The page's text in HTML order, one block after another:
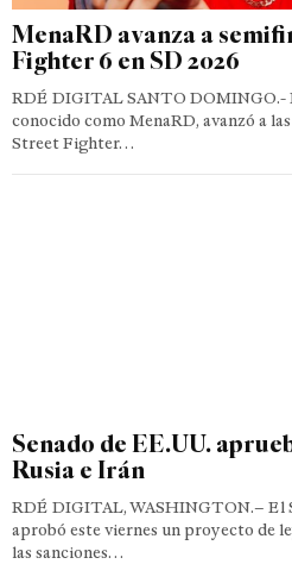
MenaRD avanza a
Fighter 6 en SD 2026
RDÉ DIGITAL SANTO DOMINGO.-
conocido como MenaRD, avanzó a
Street Fighter…
Senado de EE.UU.
Rusia e Irán
RDÉ DIGITAL, WASHINGTON.– El
aprobó este viernes un proyecto de
las sanciones…